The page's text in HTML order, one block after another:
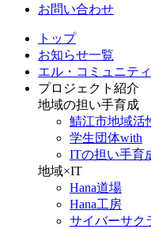
お問い合わせ
トップ
お知らせ一覧
エル・コミュニテ
プロジェクト紹介
地域の担い手育成
鯖江市地域活
学生団体with
ITの担い手育
地域×IT
Hana道場
Hana工房
サイバーサク